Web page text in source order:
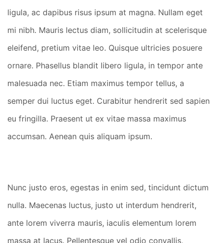
ligula, ac dapibus risus ipsum at magna. Nullam eget
mi nibh. Mauris lectus diam, sollicitudin at scelerisque
eleifend, pretium vitae leo. Quisque ultricies posuere
ornare. Phasellus blandit libero ligula, in tempor ante
malesuada nec. Etiam maximus tempor tellus, a
semper dui luctus eget. Curabitur hendrerit sed sapien
eu fringilla. Praesent ut ex vitae massa maximus
accumsan. Aenean quis aliquam ipsum.
Nunc justo eros, egestas in enim sed, tincidunt dictum
nulla. Maecenas luctus, justo ut interdum hendrerit,
ante lorem viverra mauris, iaculis elementum lorem
massa at lacus. Pellentesque vel odio convallis,